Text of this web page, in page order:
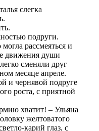
слегка
подруги.
рассмеяться и
движения души
сменяли друг
месяце апреле.
и чернявой подруге
роста, с приятной
хватит! – Ульяна
желтоватого
карий глаз, с